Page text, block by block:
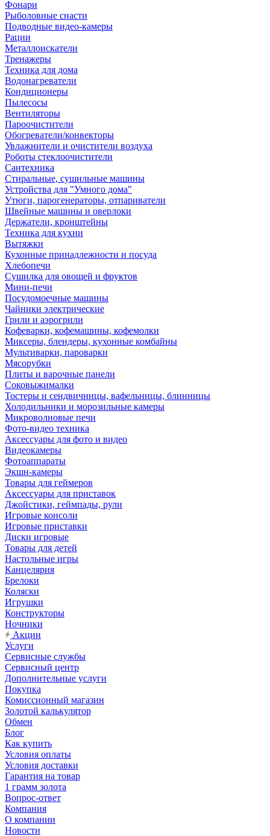
Фонари
Рыболовные снасти
Подводные видео-камеры
Рации
Металлоискатели
Тренажеры
Техника для дома
Водонагреватели
Кондиционеры
Пылесосы
Вентиляторы
Пароочистители
Обогреватели/конвекторы
Увлажнители и очистители воздуха
Роботы стеклоочистители
Сантехника
Стиральные, сушильные машины
Устройства для "Умного дома"
Утюги, парогенераторы, отпариватели
Швейные машины и оверлоки
Держатели, кронштейны
Техника для кухни
Вытяжки
Кухонные принадлежности и посуда
Хлебопечи
Сушилка для овощей и фруктов
Мини-печи
Посудомоечные машины
Чайники электрические
Грили и аэрогрили
Кофеварки, кофемашины, кофемолки
Миксеры, блендеры, кухонные комбайны
Мультиварки, пароварки
Мясорубки
Плиты и варочные панели
Соковыжималки
Тостеры и сендвичницы, вафельницы, блинницы
Холодильники и морозильные камеры
Микроволновые печи
Фото-видео техника
Аксессуары для фото и видео
Видеокамеры
Фотоаппараты
Экшн-камеры
Товары для геймеров
Аксессуары для приставок
Джойстики, геймпады, рули
Игровые консоли
Игровые приставки
Диски игровые
Товары для детей
Настольные игры
Канцелярия
Брелоки
Коляски
Игрушки
Конструкторы
Ночники
Акции
Услуги
Сервисные службы
Сервисный центр
Дополнительные услуги
Покупка
Комиссионный магазин
Золотой калькулятор
Обмен
Блог
Как купить
Условия оплаты
Условия доставки
Гарантия на товар
1 грамм золота
Вопрос-ответ
Компания
О компании
Новости